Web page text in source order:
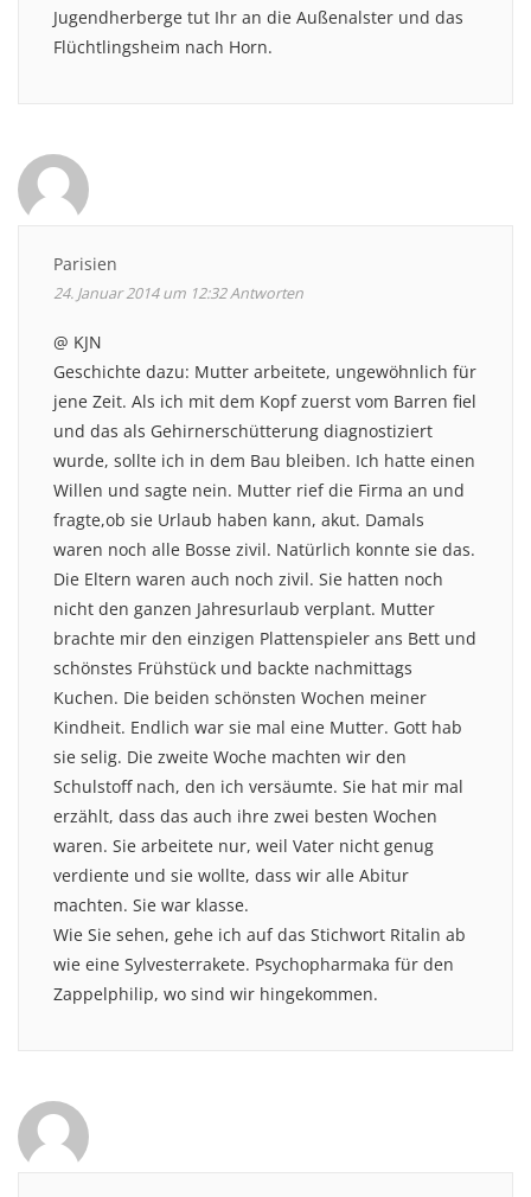
Jugendherberge tut Ihr an die Außenalster und das
Flüchtlingsheim nach Horn.
Parisien
24. Januar 2014 um 12:32Antworten
@ KJN
Geschichte dazu: Mutter arbeitete, ungewöhnlich für
jene Zeit. Als ich mit dem Kopf zuerst vom Barren fiel
und das als Gehirnerschütterung diagnostiziert
wurde, sollte ich in dem Bau bleiben. Ich hatte einen
Willen und sagte nein. Mutter rief die Firma an und
fragte,ob sie Urlaub haben kann, akut. Damals
waren noch alle Bosse zivil. Natürlich konnte sie das.
Die Eltern waren auch noch zivil. Sie hatten noch
nicht den ganzen Jahresurlaub verplant. Mutter
brachte mir den einzigen Plattenspieler ans Bett und
schönstes Frühstück und backte nachmittags
Kuchen. Die beiden schönsten Wochen meiner
Kindheit. Endlich war sie mal eine Mutter. Gott hab
sie selig. Die zweite Woche machten wir den
Schulstoff nach, den ich versäumte. Sie hat mir mal
erzählt, dass das auch ihre zwei besten Wochen
waren. Sie arbeitete nur, weil Vater nicht genug
verdiente und sie wollte, dass wir alle Abitur
machten. Sie war klasse.
Wie Sie sehen, gehe ich auf das Stichwort Ritalin ab
wie eine Sylvesterrakete. Psychopharmaka für den
Zappelphilip, wo sind wir hingekommen.